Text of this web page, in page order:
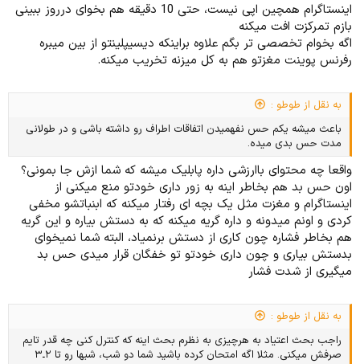
اینستاگرام همچین اپی نیست، حتی 10 دقیقه هم بخوای درروز ببینی
بازم تمرکزت افت میکنه
اگه بخوام تخصصی تر بگم علاوه براینکه دیسیپلینتو از بین میبره
رفرنس پوینت مغزتو هم به کل میزنه تخریب میکنه.
به نقل از طوطو :
باعث میشه یکم حس نفهمیدن اتفاقات اطراف رو داشته باشی و در طولانی
مدت حس بدی میده.
واقعا چه محتوای باارزشی داره پابلیک میشه که شما ازش جا بمونی؟
اون حس بد هم بخاطر اینه به زور داری خودتو منع میکنی از
اینستاگرام و مغزت مثل یک بچه ای رفتار میکنه که ابنباتشو مخفی
کردی و اونم میدونه و داره گریه میکنه که به دستش بیاره و این گریه
هم بخاطر فشاره چون کاری از دستش برنمیاد، البته شما نمیخوای
بدستش بیاری و چون داری خودتو تو خفگان قرار میدی حس بد
میگیری از شدت فشار
به نقل از طوطو :
راجب بحث اعتیاد به هرچیزی به نظرم بحث اینه که کنترل کنی چه قدر تایم
صرفش میکنی. مثلا اگه امتحان کرده باشید شما دو شب، شبها رو تا ۲ـ۳